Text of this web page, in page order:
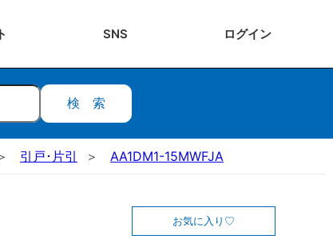
SNS ログイン
検索
引戸･片引 AA1DM1-15MWFJA
お気に入り